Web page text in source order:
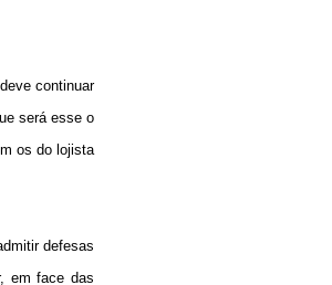
continuar
será esse o
os do lojista
defesas
em face das